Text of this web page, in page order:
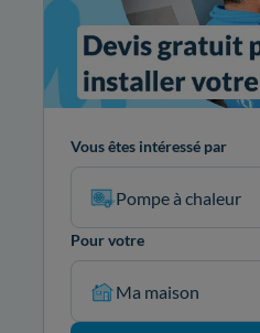
Vous êtes intéressé par
Pompe à chaleur
Pour votre
Ma maison